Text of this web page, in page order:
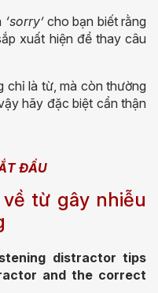
‘sorry’cho bạn biết rằng
xuất hiện để thay câu
chỉ là từ, mà còn thường
hãy đặc biệt cẩn thận
ĐẦU
từ gây nhiễu
distractor tips
and the correct